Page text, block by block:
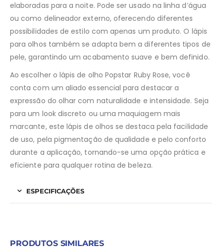
elaboradas para a noite. Pode ser usado na linha d’água
ou como delineador externo, oferecendo diferentes
possibilidades de estilo com apenas um produto. O lápis
para olhos também se adapta bem a diferentes tipos de
pele, garantindo um acabamento suave e bem definido.
Ao escolher o lápis de olho Popstar Ruby Rose, você
conta com um aliado essencial para destacar a
expressão do olhar com naturalidade e intensidade. Seja
para um look discreto ou uma maquiagem mais
marcante, este lápis de olhos se destaca pela facilidade
de uso, pela pigmentação de qualidade e pelo conforto
durante a aplicação, tornando-se uma opção prática e
eficiente para qualquer rotina de beleza.
ESPECIFICAÇÕES
PRODUTOS SIMILARES